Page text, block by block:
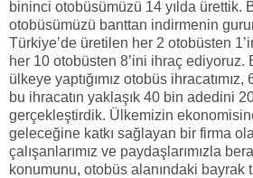
bininci otobüsümüzü 14 yılda ürettik.
otobüsümüzü banttan indirmenin
Türkiye’de üretilen her 2 otobüsten
her 10 otobüsten 8’ini ihraç ediyoruz.
ülkeye yaptığımız otobüs
bu ihracatın yaklaşık 40 bin adedini
gerçekleştirdik. Ülkemizin
geleceğine katkı sağlayan bir firma
çalışanlarımız ve paydaşlarımızla
konumunu, otobüs alanındaki bayrak